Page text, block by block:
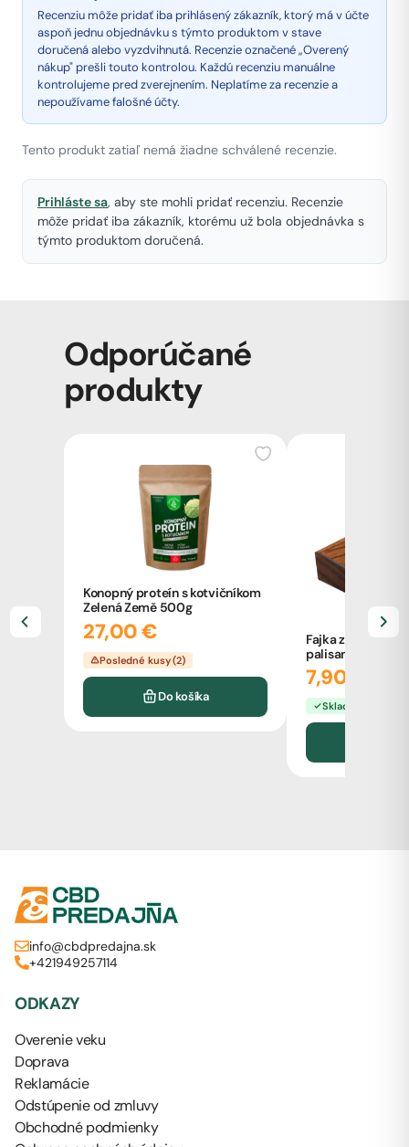
Recenziu môže pridať iba prihlásený zákazník, ktorý má v účte
aspoň jednu objednávku s týmto produktom v stave
doručená alebo vyzdvihnutá. Recenzie označené „Overený
nákup" prešli touto kontrolou. Každú recenziu manuálne
kontrolujeme pred zverejnením. Neplatíme za recenzie a
nepoužívame falošné účty.
Tento produkt zatiaľ nemá žiadne schválené recenzie.
Prihláste sa, aby ste mohli pridať recenziu. Recenzie
môže pridať iba zákazník, ktorému už bola objednávka s
týmto produktom doručená.
Odporúčané
produkty
Konopný proteín s kotvičníkom
Zelená Země 500g
27,00 €
Posledné kusy (2)
Do košíka
Fajka z
palisandru
7,90 €
Skladom
info@cbdpredajna.sk
+421949257114
ODKAZY
Overenie veku
Doprava
Reklamácie
Odstúpenie od zmluvy
Obchodné podmienky